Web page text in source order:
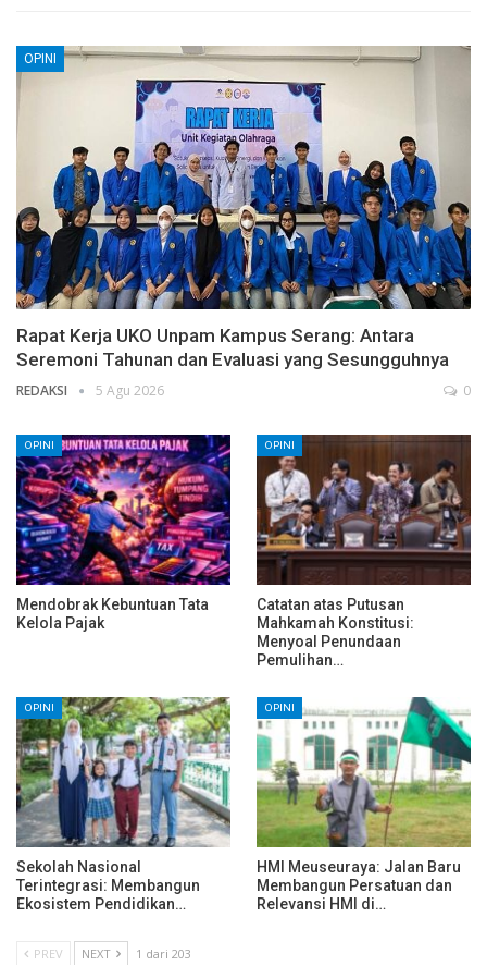
OPINI
Rapat Kerja UKO Unpam Kampus Serang: Antara
Seremoni Tahunan dan Evaluasi yang Sesungguhnya
REDAKSI 5 Agu 2026 0
OPINI
Mendobrak Kebuntuan Tata
Kelola Pajak
OPINI
Catatan atas Putusan
Mahkamah Konstitusi:
Menyoal Penundaan
Pemulihan…
OPINI
Sekolah Nasional
Terintegrasi: Membangun
Ekosistem Pendidikan…
OPINI
HMI Meuseuraya: Jalan Baru
Membangun Persatuan dan
Relevansi HMI di…
PREV NEXT 1 dari 203